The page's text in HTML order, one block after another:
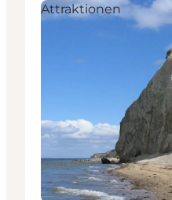
Attraktionen